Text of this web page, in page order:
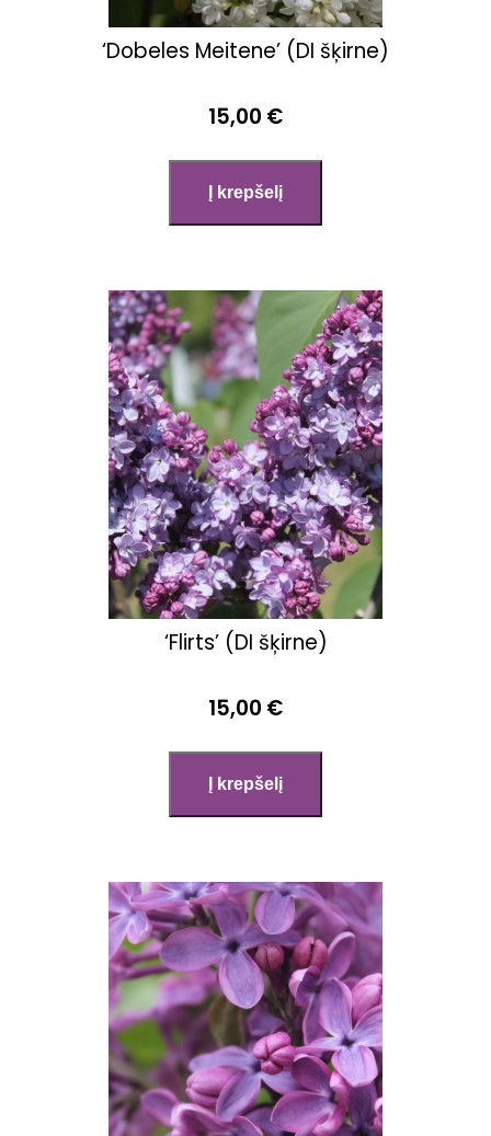
‘Dobeles Meitene’ (DI šķirne)
15,00 €
‘Flirts’ (DI šķirne)
15,00 €